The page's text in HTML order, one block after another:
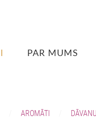
PAR MUMS
AROMĀTI